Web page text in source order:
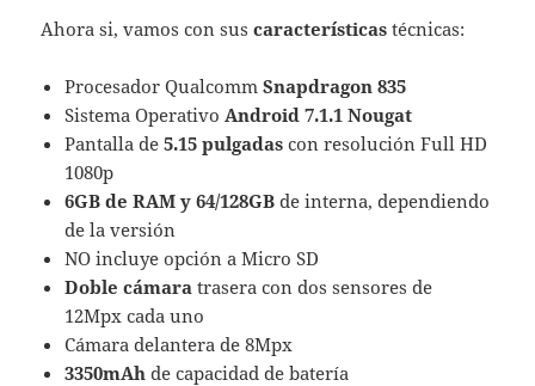
Ahora si, vamos con suscaracterísticas técnicas:
Procesador QualcommSnapdragon 835
Sistema Operativo Android 7.1.1 Nougat
Pantalla de5.15 pulgadas con resolución Full HD
1080p
6GB de RAM y 64/128GB de interna, dependiendo
de la versión
NO incluye opción a Micro SD
Doble cámara trasera con dos sensores de
12Mpx cada uno
Cámara delantera de 8Mpx
3350mAh de capacidad de batería